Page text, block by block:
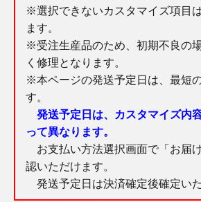
※選択できないカスタマイズ項目
ます。
※受注生産品のため、初期不良の
く修理となります。
※本ページの発送予定日は、最短
す。
発送予定日は、カスタマイズ内
って異なります。
お支払い方法選択画面で「お届
認いただけます。
発送予定日は決済確定後確定いた